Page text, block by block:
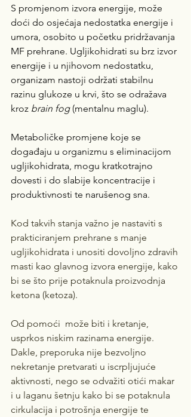
S promjenom izvora energije, može
doći do osjećaja nedostatka energije i
umora, osobito u početku pridržavanja
MF prehrane. Ugljikohidrati su brz izvor
energije i u njihovom nedostatku,
organizam nastoji održati stabilnu
razinu glukoze u krvi, što se odražava
kroz brain fog (mentalnu maglu).
Metaboličke promjene koje se
događaju u organizmu s eliminacijom
ugljikohidrata, mogu kratkotrajno
dovesti i do slabije koncentracije i
produktivnosti te narušenog sna.
Kod takvih stanja važno je nastaviti s
prakticiranjem prehrane s manje
ugljikohidrata i unositi dovoljno zdravih
masti kao glavnog izvora energije, kako
bi se što prije potaknula proizvodnja
ketona (ketoza).
Od pomoći  može biti i kretanje,
usprkos niskim razinama energije.
Dakle, preporuka nije bezvoljno
nekretanje pretvarati u iscrpljujuće
aktivnosti, nego se odvažiti otići makar
i u laganu šetnju kako bi se potaknula
cirkulacija i potrošnja energije te